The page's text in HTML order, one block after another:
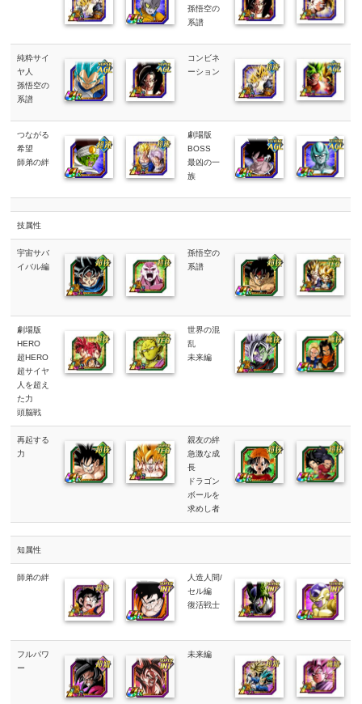
孫悟空の
系譜
純粋サイ
ヤ人
孫悟空の
系譜
コンビネ
ーション
つながる
希望
師弟の絆
劇場版
BOSS
最凶の一
族
技属性
宇宙サバ
イバル編
孫悟空の
系譜
劇場版
HERO
超HERO
超サイヤ
人を超え
た力
頭脳戦
世界の混
乱
未来編
再起する
力
親友の絆
急激な成
長
ドラゴン
ボールを
求めし者
知属性
師弟の絆
人造人間/
セル編
復活戦士
フルパワ
ー
未来編